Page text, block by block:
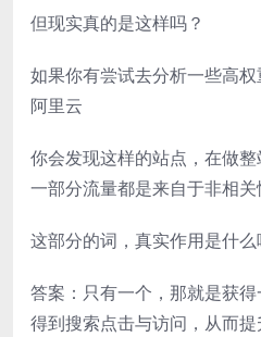
但现实真的是这样吗？
如果你有尝试去分析一些高
阿里云
你会发现这样的站点，在做
一部分流量都是来自于非相关
这部分的词，真实作用是什么
答案：只有一个，那就是获
得到搜索点击与访问，从而